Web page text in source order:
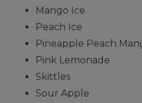
Mango Ice
Peach Ice
Pineapple Peach
Pink Lemonade
Skittles
Sour Apple